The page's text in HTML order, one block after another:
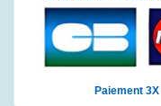
Paiement